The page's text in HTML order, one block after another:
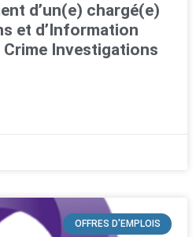
d’un(e) chargé(e)
et d’Information
Investigations
OFFRES D'EMPLOIS